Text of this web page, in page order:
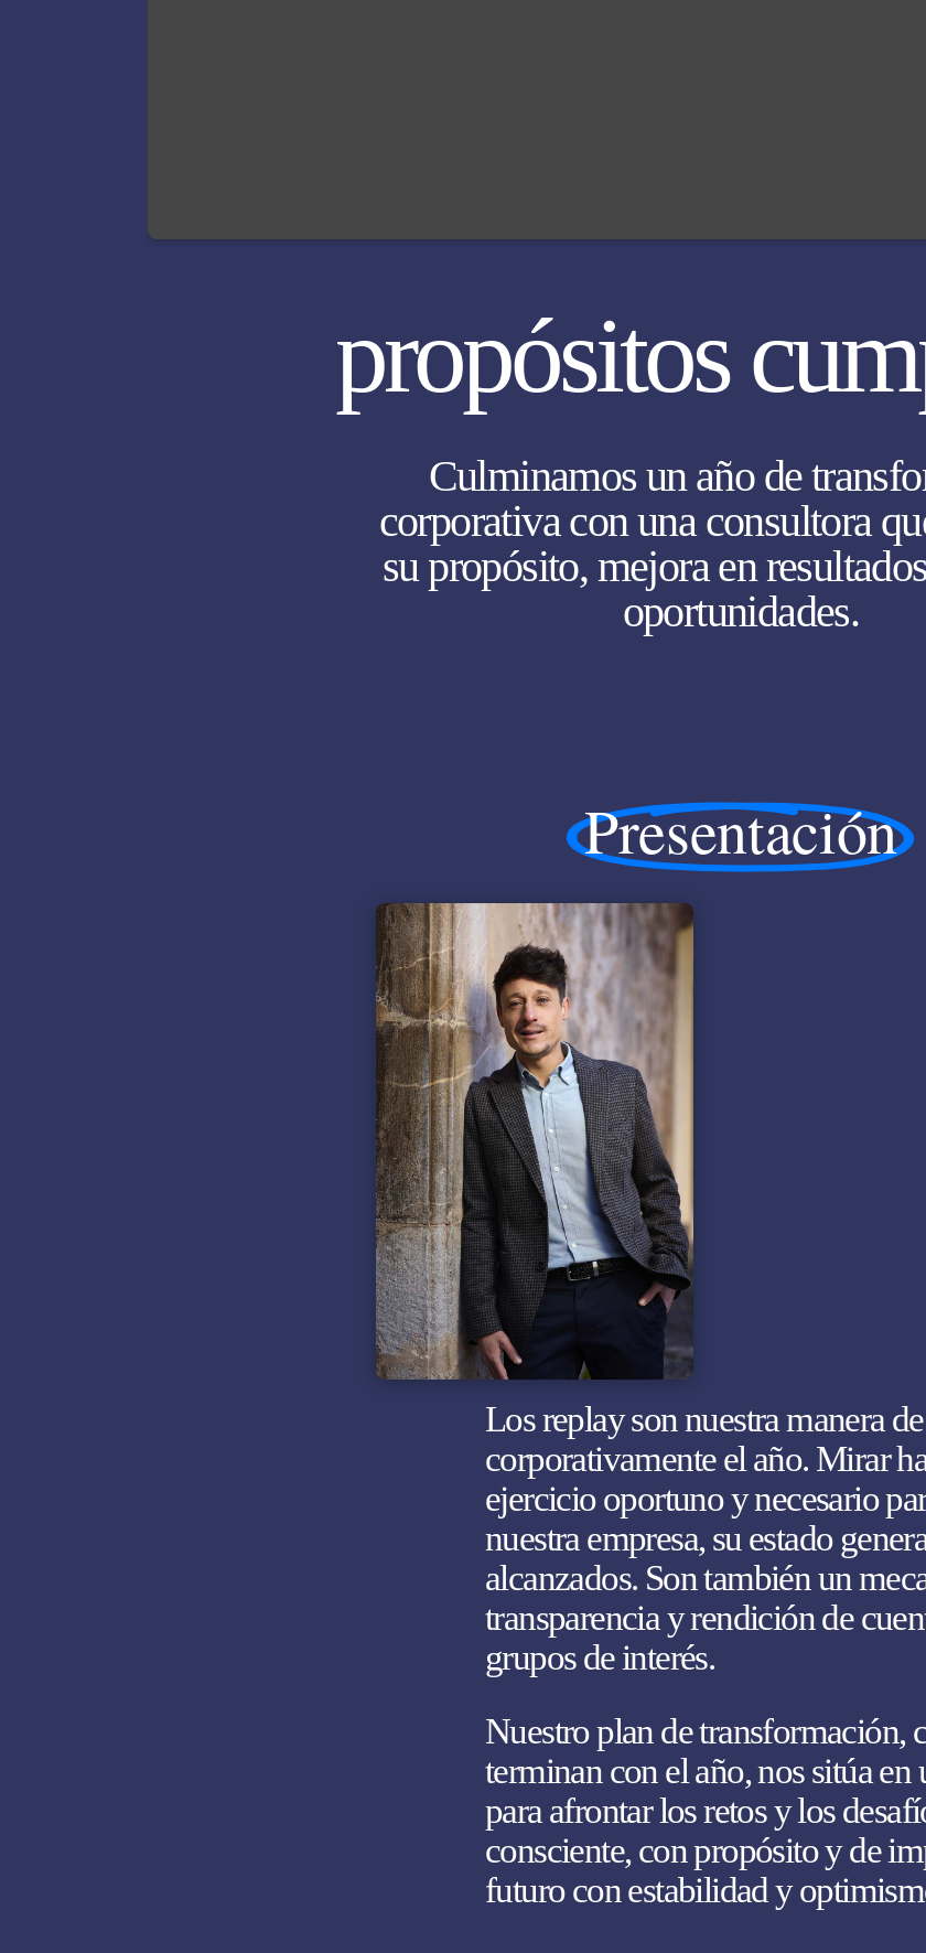
propósitos
Culminamos un año de
corporativa con una consultora
su propósito, mejora en
oportunidades.
Presentación
Los replay son nuestra manera
corporativamente el año. Mirar
ejercicio oportuno y necesario
nuestra empresa, su estado
alcanzados. Son también un
transparencia y rendición de
grupos de interés.
Nuestro plan de transformación,
terminan con el año, nos sitúa en
para afrontar los retos y los
consciente, con propósito y de
futuro con estabilidad y